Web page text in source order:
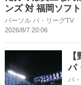
ンズ 対 福岡ソフ
パーソル パ・リーグTV
2026/8/7 20:06
パ
パ